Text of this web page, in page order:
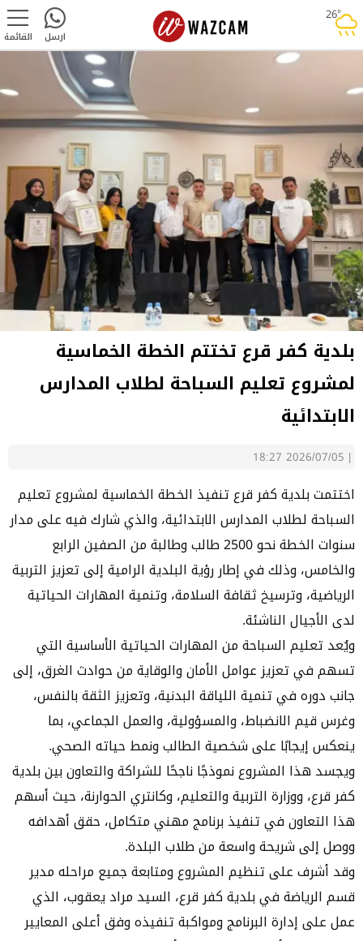
26°rainy القائمة ارسل
بلدية كفر قرع تختتم الخطة الخماسية
لمشروع تعليم السباحة لطلاب المدارس
الابتدائية
|
2026/07/05 18:27
اختتمت بلدية كفر قرع تنفيذ الخطة الخماسية لمشروع تعليم
السباحة لطلاب المدارس الابتدائية، والذي شارك فيه على مدار
سنوات الخطة نحو 2500 طالب وطالبة من الصفين الرابع
والخامس، وذلك في إطار رؤية البلدية الرامية إلى تعزيز التربية
الرياضية، وترسيخ ثقافة السلامة، وتنمية المهارات الحياتية
لدى الأجيال الناشئة.
ويُعد تعليم السباحة من المهارات الحياتية الأساسية التي
تسهم في تعزيز عوامل الأمان والوقاية من حوادث الغرق، إلى
جانب دوره في تنمية اللياقة البدنية، وتعزيز الثقة بالنفس،
وغرس قيم الانضباط، والمسؤولية، والعمل الجماعي، بما
ينعكس إيجابًا على شخصية الطالب ونمط حياته الصحي.
ويجسد هذا المشروع نموذجًا ناجحًا للشراكة والتعاون بين بلدية
كفر قرع، ووزارة التربية والتعليم، وكانتري الحوارنة، حيث أسهم
هذا التعاون في تنفيذ برنامج مهني متكامل، حقق أهدافه
ووصل إلى شريحة واسعة من طلاب البلدة.
وقد أشرف على تنظيم المشروع ومتابعة جميع مراحله مدير
قسم الرياضة في بلدية كفر قرع، السيد مراد يعقوب، الذي
عمل على إدارة البرنامج ومواكبة تنفيذه وفق أعلى المعايير